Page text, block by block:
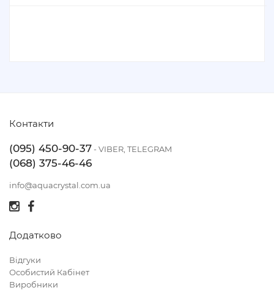
Контакти
(095) 450-90-37- VIBER, TELEGRAM
(068) 375-46-46
info@aquacrystal.com.ua
Додатково
Відгуки
Особистий Кабінет
Виробники